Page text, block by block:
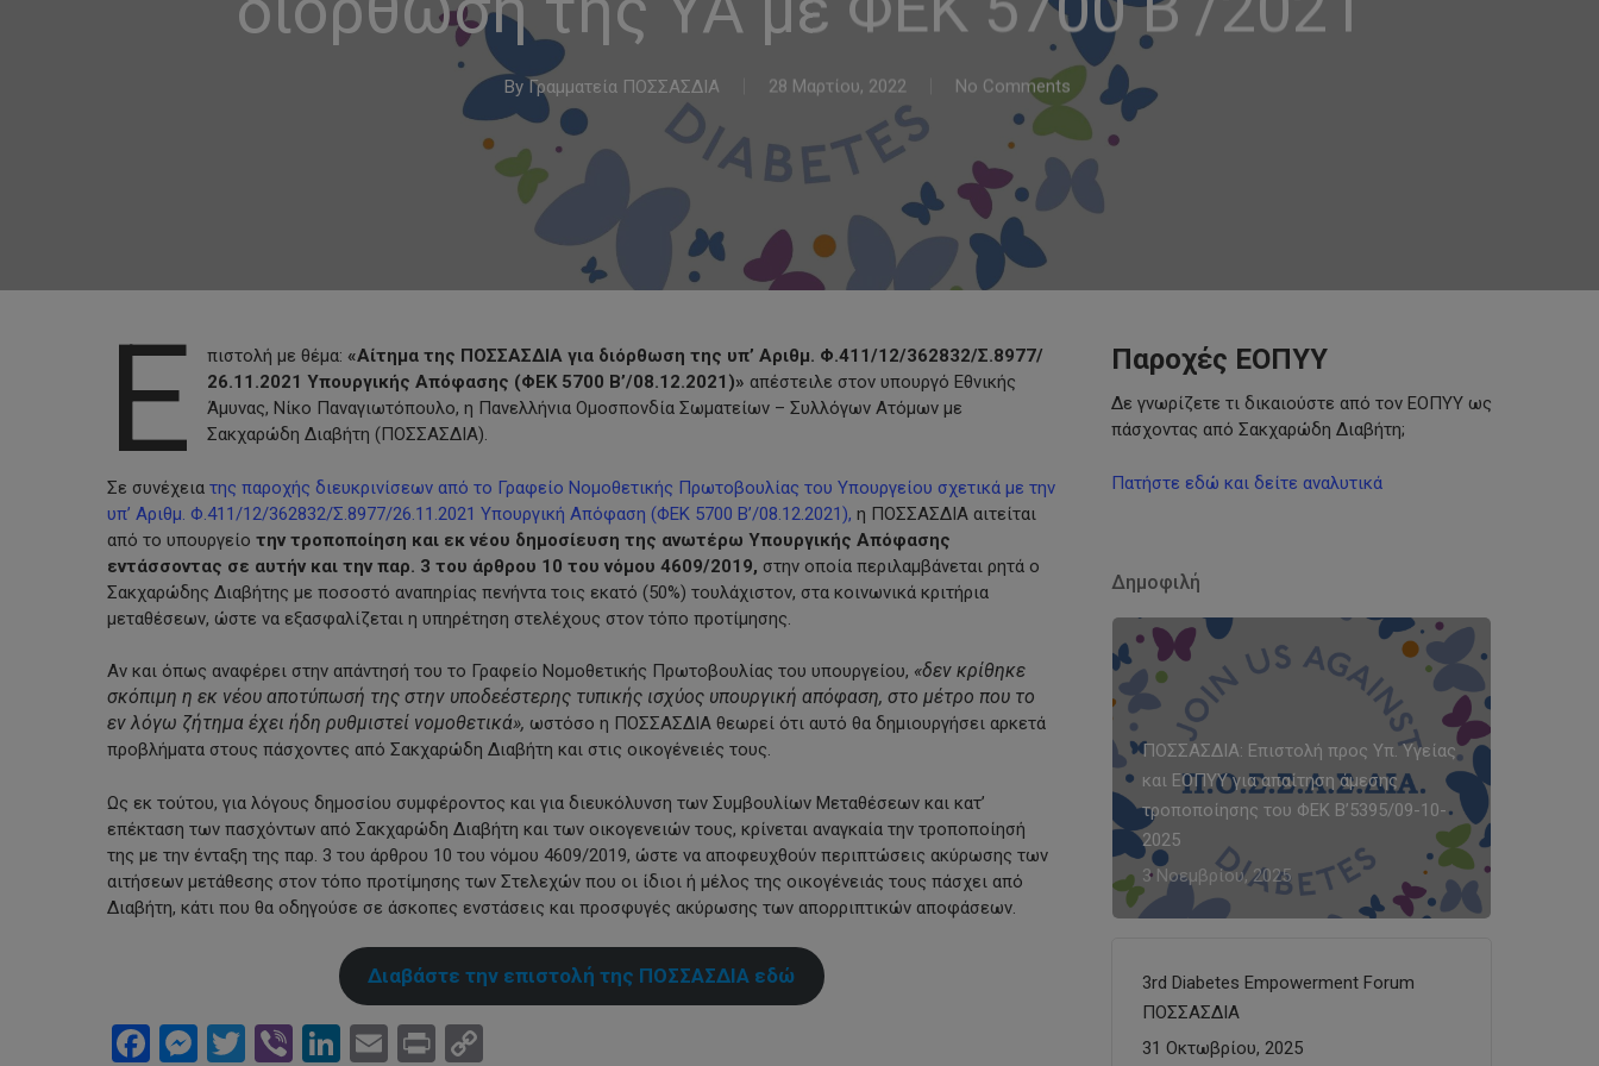
By Γραμματεία ΠΟΣΣΑΣΔΙΑ 28 Μαρτίου, 2022 No Comments
Ε πιστολή με θέμα: «Αίτημα της ΠΟΣΣΑΣΔΙΑ για διόρθωση της υπ’ Αριθμ. Φ.411/12/362832/Σ.8977/
26.11.2021 Υπουργικής Απόφασης (ΦΕΚ 5700 Β’/08.12.2021)» απέστειλε στον υπουργό Εθνικής
Άμυνας, Νίκο Παναγιωτόπουλο, η Πανελλήνια Ομοσπονδία Σωματείων – Συλλόγων Ατόμων με
Σακχαρώδη Διαβήτη (ΠΟΣΣΑΣΔΙΑ).
Σε συνέχεια της παροχής διευκρινίσεων από το Γραφείο Νομοθετικής Πρωτοβουλίας του Υπουργείου σχετικά με την
υπ’ Αριθμ. Φ.411/12/362832/Σ.8977/26.11.2021 Υπουργική Απόφαση (ΦΕΚ 5700 Β’/08.12.2021), η ΠΟΣΣΑΣΔΙΑ αιτείται
από το υπουργείο την τροποποίηση και εκ νέου δημοσίευση της ανωτέρω Υπουργικής Απόφασης
εντάσσοντας σε αυτήν και την παρ. 3 του άρθρου 10 του νόμου 4609/2019, στην οποία περιλαμβάνεται ρητά ο
Σακχαρώδης Διαβήτης με ποσοστό αναπηρίας πενήντα τοις εκατό (50%) τουλάχιστον, στα κοινωνικά κριτήρια
μεταθέσεων, ώστε να εξασφαλίζεται η υπηρέτηση στελέχους στον τόπο προτίμησης.
Αν και όπως αναφέρει στην απάντησή του το Γραφείο Νομοθετικής Πρωτοβουλίας του υπουργείου, «δεν κρίθηκε
σκόπιμη η εκ νέου αποτύπωσή της στην υποδεέστερης τυπικής ισχύος υπουργική απόφαση, στο μέτρο που το
εν λόγω ζήτημα έχει ήδη ρυθμιστεί νομοθετικά», ωστόσο η ΠΟΣΣΑΣΔΙΑ θεωρεί ότι αυτό θα δημιουργήσει αρκετά
προβλήματα στους πάσχοντες από Σακχαρώδη Διαβήτη και στις οικογένειές τους.
Ως εκ τούτου, για λόγους δημοσίου συμφέροντος και για διευκόλυνση των Συμβουλίων Μεταθέσεων και κατ’
επέκταση των πασχόντων από Σακχαρώδη Διαβήτη και των οικογενειών τους, κρίνεται αναγκαία την τροποποίησή
της με την ένταξη της παρ. 3 του άρθρου 10 του νόμου 4609/2019, ώστε να αποφευχθούν περιπτώσεις ακύρωσης των
αιτήσεων μετάθεσης στον τόπο προτίμησης των Στελεχών που οι ίδιοι ή μέλος της οικογένειάς τους πάσχει από
Διαβήτη, κάτι που θα οδηγούσε σε άσκοπες ενστάσεις και προσφυγές ακύρωσης των απορριπτικών αποφάσεων.
Διαβάστε την επιστολή της ΠΟΣΣΑΣΔΙΑ εδώ
Facebook
Messenger
Twitter
ViberLinkedIn
Email
Print
Παροχές ΕΟΠΥΥ
Δε γνωρίζετε τι δικαιούστε από τον ΕΟΠΥΥ ως
πάσχοντας από Σακχαρώδη Διαβήτη;
Πατήστε εδώ και δείτε αναλυτικά
Δημοφιλή
ΠΟΣΣΑΣΔΙΑ: Επιστολή προς Υπ. Υγείας
και ΕΟΠΥΥ για απαίτηση άμεσης
τροποποίησης του ΦΕΚ Β’5395/09-10-
2025
3 Νοεμβρίου, 2025
3rd Diabetes Empowerment Forum
ΠΟΣΣΑΣΔΙΑ
31 Οκτωβρίου, 2025